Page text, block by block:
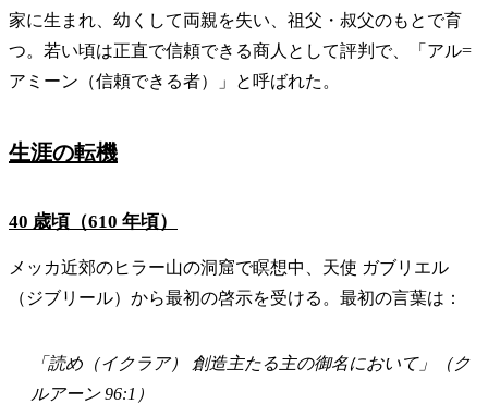
家に生まれ、幼くして両親を失い、祖父・叔父のもとで育
つ。若い頃は正直で信頼できる商人として評判で、「アル=
アミーン（信頼できる者）」と呼ばれた。
生涯の転機
40 歳頃（610 年頃）
メッカ近郊のヒラー山の洞窟で瞑想中、天使 ガブリエル
（ジブリール）から最初の啓示を受ける。最初の言葉は：
「読め（イクラア） 創造主たる主の御名において」（ク
ルアーン 96:1）